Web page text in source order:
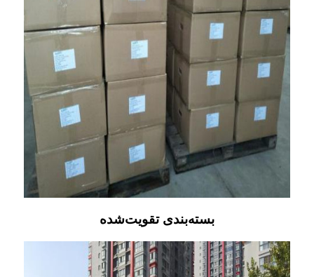
بسته‌بندی تقویت‌شده